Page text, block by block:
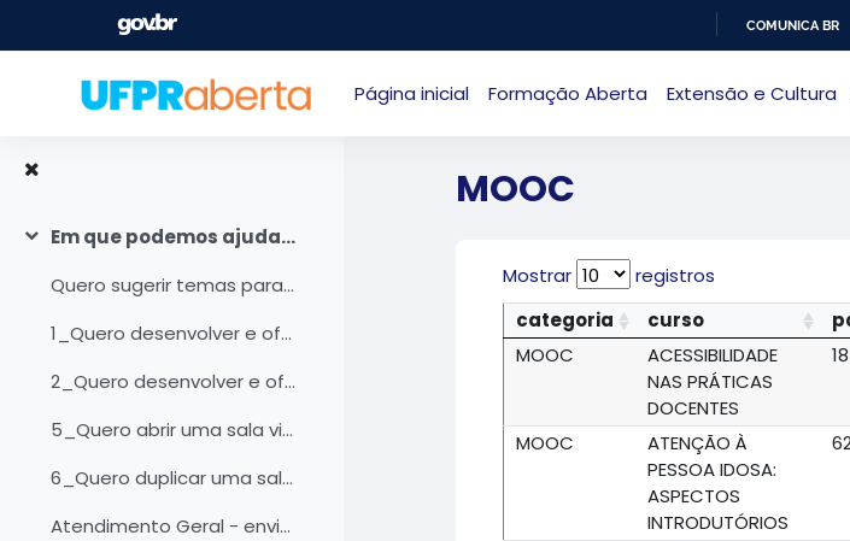
Ir para o conteúdo principal
PARA
COMUNICA BR
Página inicial Formação Aberta Extensão e Cultura
Contrair
Em que podemos ajudar?
Quero sugerir temas para novos cursos
1_Quero desenvolver e ofertar uma Microaprendizagem
2_Quero desenvolver e ofertar um MOOC
5_Quero abrir uma sala virtual para meu curso de extensão
6_Quero duplicar uma sala já existente
Atendimento Geral - envie sua opinião/sugestão/elogios
MOOC
Mostrar registros
categoria
curso
MOOC
ACESSIBILIDADE
NAS PRÁTICAS
DOCENTES
MOOC
ATENÇÃO À
PESSOA IDOSA:
ASPECTOS
INTRODUTÓRIOS